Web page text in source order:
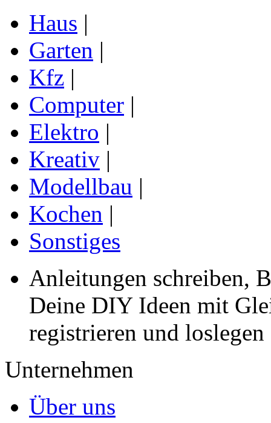
Haus |
Garten |
Kfz |
Computer |
Elektro |
Kreativ |
Modellbau |
Kochen |
Sonstiges
Anleitungen schreiben,
Deine DIY Ideen mit
registrieren und loslegen
Unternehmen
Über uns